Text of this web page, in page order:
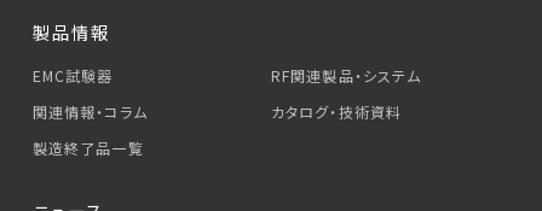
製品情報
EMC試験器
RF関連製品・システム
関連情報・コラム
カタログ・技術資料
製造終了品一覧